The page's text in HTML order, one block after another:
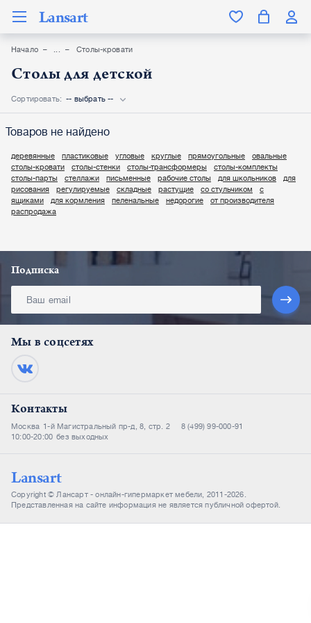
Lansart
Начало Столы-кровати
Столы для детской
Сортировать: -- выбрать --
Товаров не найдено
деревянные пластиковые угловые круглые прямоугольные
овальные
столы-кровати
столы-стенки столы-трансформеры
столы-комплекты
столы-парты
стеллажи письменные рабочие столы для школьников
для
рисования
регулируемые складные растущие со стульчиком
с
ящиками
для кормления пеленальные недорогие
от производителя
распродажа
Подписка
Мы в соцсетях
Контакты
Москва 1-й Магистральный пр-д, 8, стр. 2
8 (499) 99-000-91
10:00-20:00 без выходных
Lansart
Copyright © Лансарт - онлайн-гипермаркет мебели, 2011-2026.
Представленная на сайте информация не является публичной офертой.